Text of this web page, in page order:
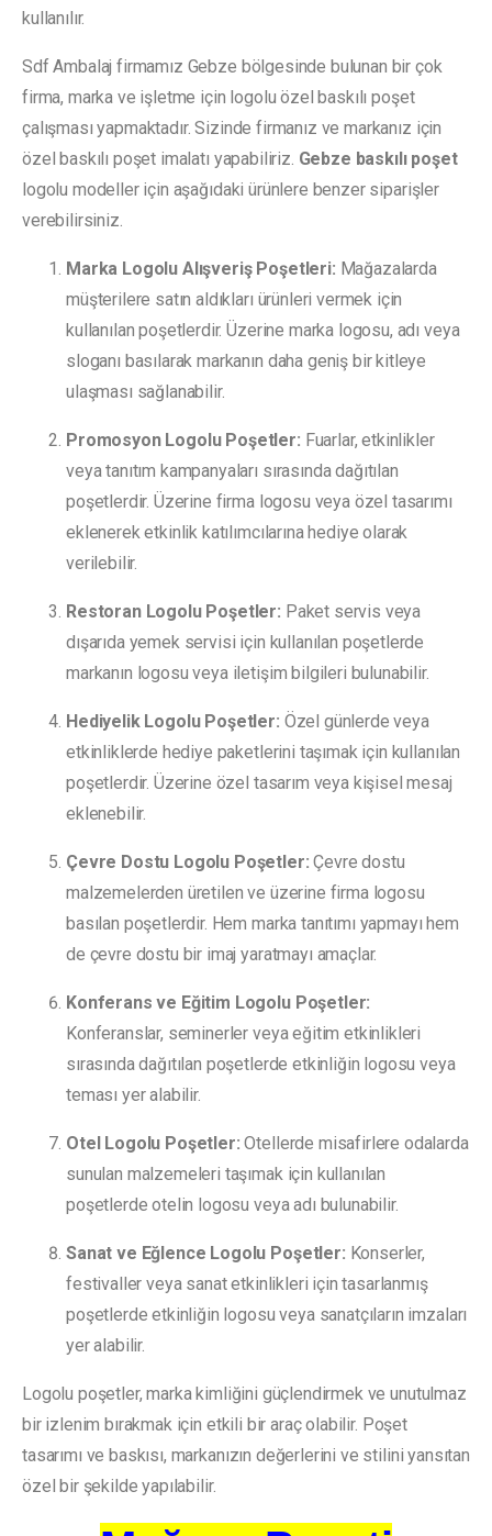
kullanılır.
Sdf Ambalaj firmamız Gebze bölgesinde bulunan bir çok
firma, marka ve işletme için logolu özel baskılı poşet
çalışması yapmaktadır. Sizinde firmanız ve markanız için
özel baskılı poşet imalatı yapabiliriz. Gebze baskılı poşet
logolu modeller için aşağıdaki ürünlere benzer siparişler
verebilirsiniz.
Marka Logolu Alışveriş Poşetleri: Mağazalarda
müşterilere satın aldıkları ürünleri vermek için
kullanılan poşetlerdir. Üzerine marka logosu, adı veya
sloganı basılarak markanın daha geniş bir kitleye
ulaşması sağlanabilir.
Promosyon Logolu Poşetler: Fuarlar, etkinlikler
veya tanıtım kampanyaları sırasında dağıtılan
poşetlerdir. Üzerine firma logosu veya özel tasarımı
eklenerek etkinlik katılımcılarına hediye olarak
verilebilir.
Restoran Logolu Poşetler: Paket servis veya
dışarıda yemek servisi için kullanılan poşetlerde
markanın logosu veya iletişim bilgileri bulunabilir.
Hediyelik Logolu Poşetler: Özel günlerde veya
etkinliklerde hediye paketlerini taşımak için kullanılan
poşetlerdir. Üzerine özel tasarım veya kişisel mesaj
eklenebilir.
Çevre Dostu Logolu Poşetler: Çevre dostu
malzemelerden üretilen ve üzerine firma logosu
basılan poşetlerdir. Hem marka tanıtımı yapmayı hem
de çevre dostu bir imaj yaratmayı amaçlar.
Konferans ve Eğitim Logolu Poşetler:
Konferanslar, seminerler veya eğitim etkinlikleri
sırasında dağıtılan poşetlerde etkinliğin logosu veya
teması yer alabilir.
Otel Logolu Poşetler: Otellerde misafirlere odalarda
sunulan malzemeleri taşımak için kullanılan
poşetlerde otelin logosu veya adı bulunabilir.
Sanat ve Eğlence Logolu Poşetler: Konserler,
festivaller veya sanat etkinlikleri için tasarlanmış
poşetlerde etkinliğin logosu veya sanatçıların imzaları
yer alabilir.
Logolu poşetler, marka kimliğini güçlendirmek ve unutulmaz
bir izlenim bırakmak için etkili bir araç olabilir. Poşet
tasarımı ve baskısı, markanızın değerlerini ve stilini yansıtan
özel bir şekilde yapılabilir.